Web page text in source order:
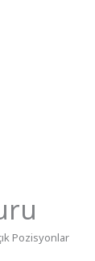
Pozisyonlar